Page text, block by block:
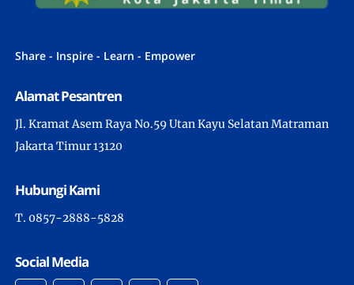
Share - Inspire - Learn - Empower
Alamat Pesantren
Jl. Kramat Asem Raya No.59 Utan Kayu Selatan Matraman
Jakarta Timur 13120
Hubungi Kami
T. 0857-2888-5828
Social Media